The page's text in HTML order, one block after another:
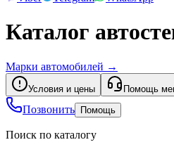
Каталог
Марки автомобилей →
Условия и цены Помощь
Позвонить Помощь
Поиск по каталогу